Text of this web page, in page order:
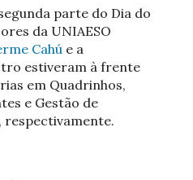
parte do Dia do
da UNIAESO
Cahú e a
estiveram à frente
em Quadrinhos,
e Gestão de
respectivamente.